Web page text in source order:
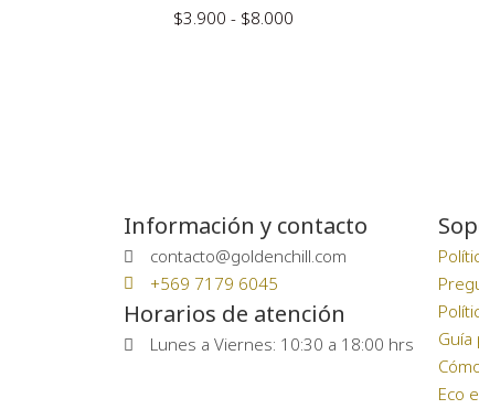
$3.900 - $8.000
Información y contacto
contacto@goldenchill.com
+569 7179 6045
Horarios de atención
Lunes a Viernes: 10:30 a 18:00 hrs
Guía
Eco